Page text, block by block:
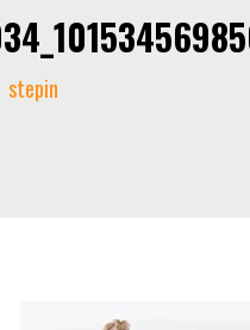
stepin